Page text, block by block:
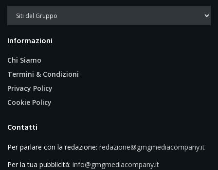
Informazioni
Chi Siamo
Termini & Condizioni
Privacy Policy
Cookie Policy
Contatti
Per parlare con la redazione: redazione@gmgmediacompany.it
Per la tua pubblicità: info@gmgmediacompany.it